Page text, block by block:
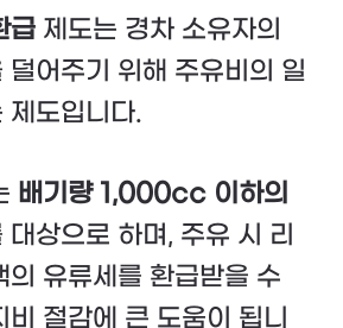
급 제도는 경차 소유자의
덜어주기 위해 주유비의 일
제도입니다.
배기량 1,000cc 이하의
대상으로 하며, 주유 시 리
의 유류세를 환급받을 수
절감에 큰 도움이 됩니